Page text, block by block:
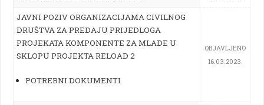
JAVNI POZIV ORGANIZACIJAMA CIVILNOG
DRUŠTVA ZA PREDAJU PRIJEDLOGA
PROJEKATA KOMPONENTE ZA MLADE U
SKLOPU PROJEKTA RELOAD 2
POTREBNI DOKUMENTI
OBJAVLJENO
16.03.2023.